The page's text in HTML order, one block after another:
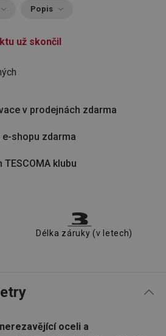
Popis
už skončil
v prodejnách zdarma
shopu zdarma
klubu
Délka záruky (v letech)
nerezavějící oceli a